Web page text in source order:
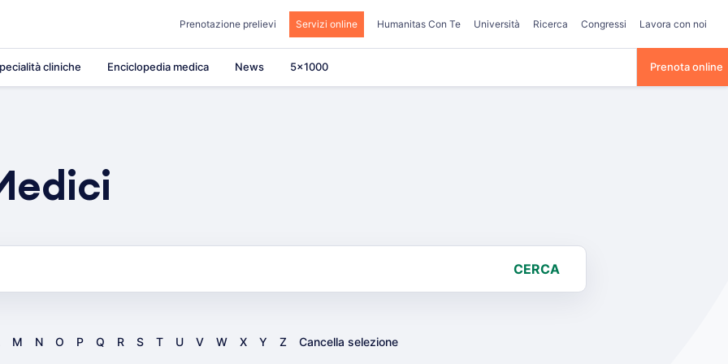
Prenotazione prelievi Servizi online Humanitas Con Te Università Ricerca Congressi Lavora con noi
cliniche Enciclopedia medica News 5×1000 Prenota online
CERCA
M N O P Q R S T U V W X Y Z Cancella selezione